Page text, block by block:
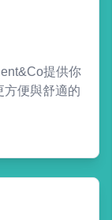
提供你
方便與舒適的